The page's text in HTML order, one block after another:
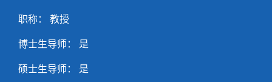
职称： 教授
博士生导师： 是
硕士生导师： 是